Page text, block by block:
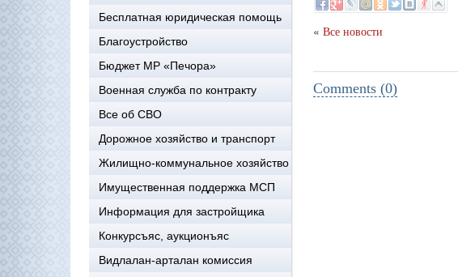
Бесплатная юридическая помощь
Благоустройство
Бюджет МР «Печора»
Военная служба по контракту
Все об СВО
Дорожное хозяйство и транспорт
Жилищно-коммунальное хозяйство
Имущественная поддержка МСП
Информация для застройщика
Конкурсъяс, аукционъяс
Видлалан-арталан комиссия
« Все новости
Comments (0)